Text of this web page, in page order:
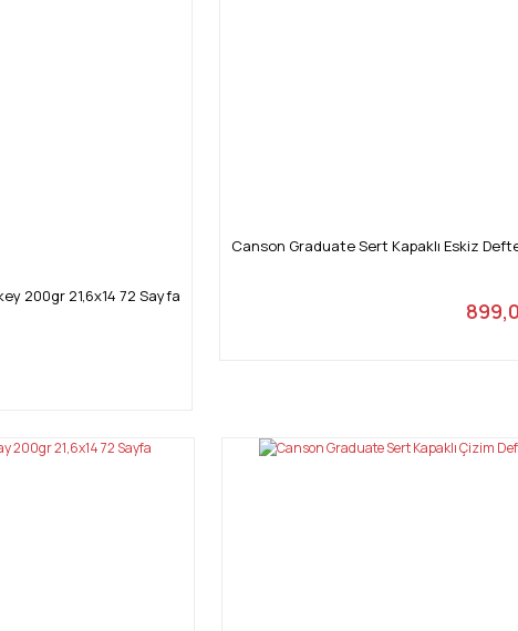
200gr 21,6x14 72 Sayfa
Canson Graduate Sert Kapaklı Eskiz